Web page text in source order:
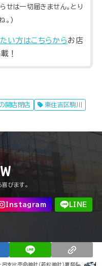
せは一切届きません。とり
。)
い方はこちらから お店
！
開店閉店
東住吉区駒川
呂支比売命神社（若松神社）夏祭